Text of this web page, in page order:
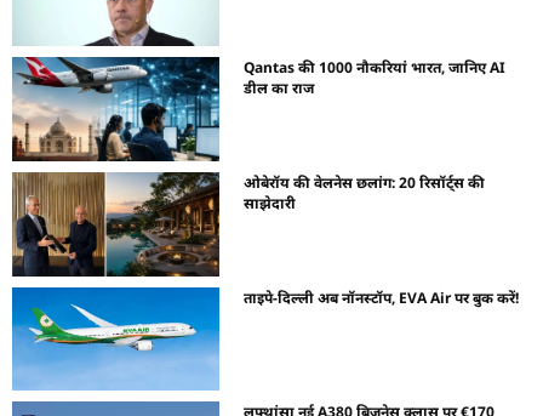
Qantas की 1000 नौकरियां भारत, जानिए AI
डील का राज
ओबेरॉय की वेलनेस छलांग: 20 रिसॉर्ट्स की
साझेदारी
ताइपे-दिल्ली अब नॉनस्टॉप, EVA Air पर बुक करें!